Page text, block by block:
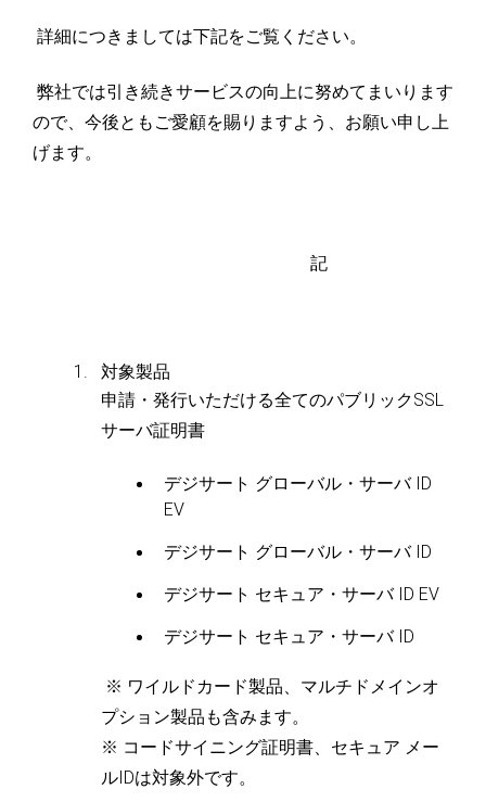
詳細につきましては下記をご覧ください。
弊社では引き続きサービスの向上に努めてまいります
ので、今後ともご愛顧を賜りますよう、お願い申し上
げます。
記
対象製品
申請・発行いただける全てのパブリックSSL
サーバ証明書
デジサート グローバル・サーバ ID
EV
デジサート グローバル・サーバ ID
デジサート セキュア・サーバ ID EV
デジサート セキュア・サーバ ID
※ ワイルドカード製品、マルチドメインオ
プション製品も含みます。
※ コードサイニング証明書、セキュア メー
ルIDは対象外です。